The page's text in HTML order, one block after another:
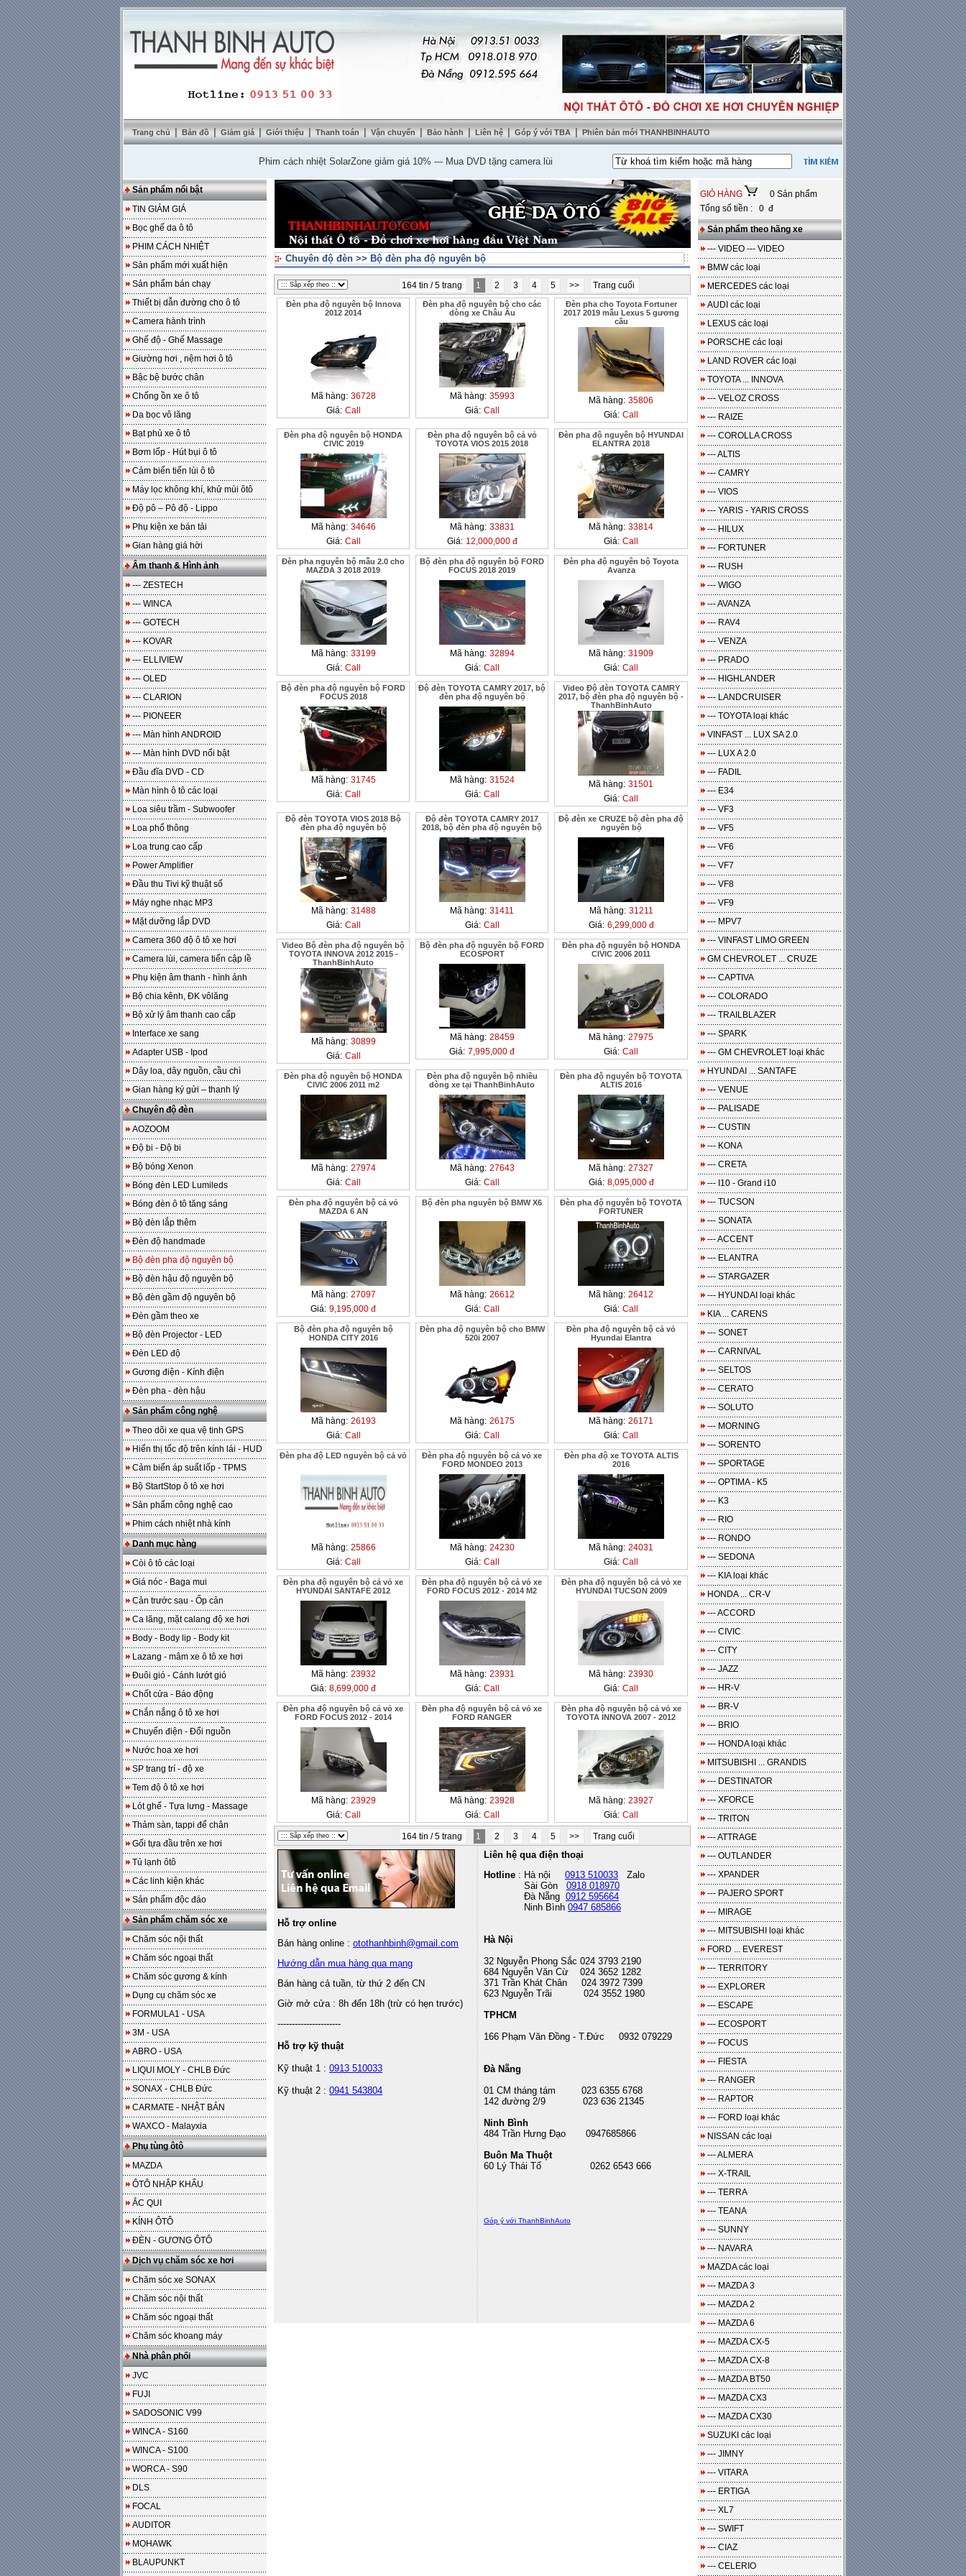
Trang chủ | Bản đồ | Giảm giá | Giới thiệu | Thanh toán | Vận chuyển | Bảo hành | Liên hệ | Góp ý với TBA | Phiên bản mới THANHBINHAUTO
Phim cách nhiệt SolarZone giảm giá 10%---Mua DVD tặng camera lùi cao cấp Lắp nệm ghế da thật tặng sàn da---Miễn phí 100% công lắp đặt
Sản phẩm nổi bật
TIN GIẢM GIÁ
Bọc ghế da ô tô
PHIM CÁCH NHIỆT
Sản phẩm mới xuất hiện
Sản phẩm bán chạy
Thiết bị dẫn đường cho ô tô
Camera hành trình
Ghế độ - Ghế Massage
Giường hơi , nệm hơi ô tô
Bậc bệ bước chân
Chống ồn xe ô tô
Da bọc vô lăng
Bạt phủ xe ô tô
Bơm lốp - Hút bụi ô tô
Cảm biến tiến lùi ô tô
Máy lọc không khí, khử mùi ôtô
Độ pô – Pô độ - Lippo
Phụ kiện xe bán tải
Gian hàng giá hời
Âm thanh & Hình ảnh
--- ZESTECH
--- WINCA
--- GOTECH
--- KOVAR
--- ELLIVIEW
--- OLED
--- CLARION
--- PIONEER
--- Màn hình ANDROID
--- Màn hình DVD nổi bật
Đầu đĩa DVD - CD
Màn hình ô tô các loại
Loa siêu trầm - Subwoofer
Loa phổ thông
Loa trung cao cấp
Power Amplifier
Đầu thu Tivi kỹ thuật số
Máy nghe nhạc MP3
Mặt dưỡng lắp DVD
Camera 360 độ ô tô xe hơi
Camera lùi, camera tiến cập lề
Phụ kiện âm thanh - hình ảnh
Bộ chia kênh, ĐK vôlăng
Bộ xử lý âm thanh cao cấp
Interface xe sang
Adapter USB - Ipod
Dây loa, dây nguồn, cầu chì
Gian hàng ký gửi – thanh lý
Chuyên độ đèn
AOZOOM
Độ bi - Độ bi
Bộ bóng Xenon
Bóng đèn LED Lumileds
Bóng đèn ô tô tăng sáng
Bộ đèn lắp thêm
Đèn độ handmade
Bộ đèn pha độ nguyên bộ
Bộ đèn hậu độ nguyên bộ
Bộ đèn gầm độ nguyên bộ
Đèn gầm theo xe
Bộ đèn Projector - LED
Đèn LED độ
Gương điện - Kính điện
Đèn pha - đèn hậu
Sản phẩm công nghệ
Theo dõi xe qua vệ tinh GPS
Hiển thị tốc độ trên kính lái - HUD
Cảm biến áp suất lốp - TPMS
Bộ StartStop ô tô xe hơi
Sản phẩm công nghệ cao
Phim cách nhiệt nhà kính
Danh mục hàng
Còi ô tô các loại
Giá nóc - Baga mui
Cản trước sau - Ốp cản
Ca lăng, mặt calang độ xe hơi
Body - Body lip - Body kit
Lazang - mâm xe ô tô xe hơi
Đuôi gió - Cánh lướt gió
Chốt cửa - Báo động
Chắn nắng ô tô xe hơi
Chuyển điện - Đổi nguồn
Nước hoa xe hơi
SP trang trí - độ xe
Tem độ ô tô xe hơi
Lót ghế - Tựa lưng - Massage
Thảm sàn, tappi để chân
Gối tựa đầu trên xe hơi
Tủ lạnh ôtô
Các linh kiện khác
Sản phẩm độc đáo
Sản phẩm chăm sóc xe
Chăm sóc nội thất
Chăm sóc ngoại thất
Chăm sóc gương & kính
Dụng cụ chăm sóc xe
FORMULA1 - USA
3M - USA
ABRO - USA
LIQUI MOLY - CHLB Đức
SONAX - CHLB Đức
CARMATE - NHẬT BẢN
WAXCO - Malayxia
Phụ tùng ôtô
MAZDA
ÔTÔ NHẬP KHẨU
ẮC QUI
KÍNH ÔTÔ
ĐÈN - GƯƠNG ÔTÔ
Dịch vụ chăm sóc xe hơi
Chăm sóc xe SONAX
Chăm sóc nội thất
Chăm sóc ngoại thất
Chăm sóc khoang máy
Nhà phân phối
JVC
FUJI
SADOSONIC V99
WINCA - S160
WINCA - S100
WORCA - S90
DLS
FOCAL
AUDITOR
MOHAWK
BLAUPUNKT
Chuyên độ đèn >> Bộ đèn pha độ nguyên bộ
164 tin / 5 trang 1 2 3 4 5 >> Trang cuối
Đèn pha độ nguyên bộ Innova
2012 2014
Mã hàng: 36728
Giá: Call
Đèn pha độ nguyên bộ cho các
dòng xe Châu Âu
Mã hàng: 35993
Giá: Call
Đèn pha cho Toyota Fortuner
2017 2019 mẫu Lexus 5 gương
cầu
Mã hàng: 35806
Giá: Call
Đèn pha độ nguyên bộ HONDA
CIVIC 2019
Mã hàng: 34646
Giá: Call
Đèn pha độ nguyên bộ cả vỏ
TOYOTA VIOS 2015 2018
Mã hàng: 33831
Giá: 12,000,000 đ
Đèn pha độ nguyên bộ HYUNDAI
ELANTRA 2018
Mã hàng: 33814
Giá: Call
Đèn pha nguyên bộ mẫu 2.0 cho
MAZDA 3 2018 2019
Mã hàng: 33199
Giá: Call
Bộ đèn pha độ nguyên bộ FORD
FOCUS 2018 2019
Mã hàng: 32894
Giá: Call
Đèn pha độ nguyên bộ Toyota
Avanza
Mã hàng: 31909
Giá: Call
Bộ đèn pha độ nguyên bộ FORD
FOCUS 2018
Mã hàng: 31745
Giá: Call
Độ đèn TOYOTA CAMRY 2017, bộ
đèn pha độ nguyên bộ
Mã hàng: 31524
Giá: Call
Video Độ đèn TOYOTA CAMRY
2017, bộ đèn pha độ nguyên bộ -
ThanhBinhAuto
Mã hàng: 31501
Giá: Call
Độ đèn TOYOTA VIOS 2018 Bộ
đèn pha độ nguyên bộ
Mã hàng: 31488
Giá: Call
Độ đèn TOYOTA CAMRY 2017
2018, bộ đèn pha độ nguyên bộ
Mã hàng: 31411
Giá: Call
Độ đèn xe CRUZE bộ đèn pha độ
nguyên bộ
Mã hàng: 31211
Giá: 6,299,000 đ
Video Bộ đèn pha độ nguyên bộ
TOYOTA INNOVA 2012 2015 -
ThanhBinhAuto
Mã hàng: 30899
Giá: Call
Bộ đèn pha độ nguyên bộ FORD
ECOSPORT
Mã hàng: 28459
Giá: 7,995,000 đ
Đèn pha độ nguyên bộ HONDA
CIVIC 2006 2011
Mã hàng: 27975
Giá: Call
Đèn pha độ nguyên bộ HONDA
CIVIC 2006 2011 m2
Mã hàng: 27974
Giá: Call
Đèn pha độ nguyên bộ nhiều
dòng xe tại ThanhBinhAuto
Mã hàng: 27643
Giá: Call
Đèn pha độ nguyên bộ TOYOTA
ALTIS 2016
Mã hàng: 27327
Giá: 8,095,000 đ
Đèn pha độ nguyên bộ cả vỏ
MAZDA 6 AN
Mã hàng: 27097
Giá: 9,195,000 đ
Bộ đèn pha nguyên bộ BMW X6
Mã hàng: 26612
Giá: Call
Đèn pha độ nguyên bộ TOYOTA
FORTUNER
Mã hàng: 26412
Giá: Call
Bộ đèn pha độ nguyên bộ
HONDA CITY 2016
Mã hàng: 26193
Giá: Call
Đèn pha độ nguyên bộ cho BMW
520i 2007
Mã hàng: 26175
Giá: Call
Đèn pha độ nguyên bộ cả vỏ
Hyundai Elantra
Mã hàng: 26171
Giá: Call
Đèn pha độ LED nguyên bộ cả vỏ
Mã hàng: 25866
Giá: Call
Đèn pha độ nguyên bộ cả vỏ xe
FORD MONDEO 2013
Mã hàng: 24230
Giá: Call
Đèn pha độ xe TOYOTA ALTIS
2016
Mã hàng: 24031
Giá: Call
Đèn pha độ nguyên bộ cả vỏ xe
HYUNDAI SANTAFE 2012
Mã hàng: 23932
Giá: 8,699,000 đ
Đèn pha độ nguyên bộ cả vỏ xe
FORD FOCUS 2012 - 2014 M2
Mã hàng: 23931
Giá: Call
Đèn pha độ nguyên bộ cả vỏ xe
HYUNDAI TUCSON 2009
Mã hàng: 23930
Giá: Call
Đèn pha độ nguyên bộ cả vỏ xe
FORD FOCUS 2012 - 2014
Mã hàng: 23929
Giá: Call
Đèn pha độ nguyên bộ cả vỏ xe
FORD RANGER
Mã hàng: 23928
Giá: Call
Đèn pha độ nguyên bộ cả vỏ xe
TOYOTA INNOVA 2007 - 2012
Mã hàng: 23927
Giá: Call
164 tin / 5 trang 1 2 3 4 5 >> Trang cuối
Hỗ trợ online
Bán hàng online : otothanhbinh@gmail.com
Hướng dẫn mua hàng qua mạng
Bán hàng cả tuần, từ thứ 2 đến CN
Giờ mở cửa : 8h đến 18h (trừ có hẹn trước)
----------------------
Hỗ trợ kỹ thuật
Kỹ thuật 1 : 0913 510033
Kỹ thuật 2 : 0941 543804
Liên hệ qua điện thoại
Hotline : Hà nội 0913 510033 Zalo
Sài Gòn 0918 018970
Đà Nẵng 0912 595664
Ninh Bình 0947 685866
Hà Nội
32 Nguyễn Phong Sắc 024 3793 2190
684 Nguyễn Văn Cừ 024 3652 1282
371 Trần Khát Chân 024 3972 7399
623 Nguyễn Trãi 024 3552 1980
TPHCM
166 Phạm Văn Đồng - T.Đức 0932 079229
Đà Nẵng
01 CM tháng tám 023 6355 6768
142 đường 2/9 023 636 21345
Ninh Bình
484 Trần Hưng Đạo 0947685866
Buôn Ma Thuột
60 Lý Thái Tổ 0262 6543 666
Góp ý với ThanhBinhAuto
GIỎ HÀNG
0 Sản phẩm
Tổng số tiền : 0 đ
Sản phẩm theo hãng xe
--- VIDEO --- VIDEO
BMW các loại
MERCEDES các loại
AUDI các loại
LEXUS các loại
PORSCHE các loại
LAND ROVER các loại
TOYOTA ... INNOVA
--- VELOZ CROSS
--- RAIZE
--- COROLLA CROSS
--- ALTIS
--- CAMRY
--- VIOS
--- YARIS - YARIS CROSS
--- HILUX
--- FORTUNER
--- RUSH
--- WIGO
--- AVANZA
--- RAV4
--- VENZA
--- PRADO
--- HIGHLANDER
--- LANDCRUISER
--- TOYOTA loại khác
VINFAST ... LUX SA 2.0
--- LUX A 2.0
--- FADIL
--- E34
--- VF3
--- VF5
--- VF6
--- VF7
--- VF8
--- VF9
--- MPV7
--- VINFAST LIMO GREEN
GM CHEVROLET ... CRUZE
--- CAPTIVA
--- COLORADO
--- TRAILBLAZER
--- SPARK
--- GM CHEVROLET loại khác
HYUNDAI ... SANTAFE
--- VENUE
--- PALISADE
--- CUSTIN
--- KONA
--- CRETA
--- I10 - Grand i10
--- TUCSON
--- SONATA
--- ACCENT
--- ELANTRA
--- STARGAZER
--- HYUNDAI loại khác
KIA ... CARENS
--- SONET
--- CARNIVAL
--- SELTOS
--- CERATO
--- SOLUTO
--- MORNING
--- SORENTO
--- SPORTAGE
--- OPTIMA - K5
--- K3
--- RIO
--- RONDO
--- SEDONA
--- KIA loại khác
HONDA ... CR-V
--- ACCORD
--- CIVIC
--- CITY
--- JAZZ
--- HR-V
--- BR-V
--- BRIO
--- HONDA loại khác
MITSUBISHI ... GRANDIS
--- DESTINATOR
--- XFORCE
--- TRITON
--- ATTRAGE
--- OUTLANDER
--- XPANDER
--- PAJERO SPORT
--- MIRAGE
--- MITSUBISHI loại khác
FORD ... EVEREST
--- TERRITORY
--- EXPLORER
--- ESCAPE
--- ECOSPORT
--- FOCUS
--- FIESTA
--- RANGER
--- RAPTOR
--- FORD loại khác
NISSAN các loại
--- ALMERA
--- X-TRAIL
--- TERRA
--- TEANA
--- SUNNY
--- NAVARA
MAZDA các loại
--- MAZDA 3
--- MAZDA 2
--- MAZDA 6
--- MAZDA CX-5
--- MAZDA CX-8
--- MAZDA BT50
--- MAZDA CX3
--- MAZDA CX30
SUZUKI các loại
--- JIMNY
--- VITARA
--- ERTIGA
--- XL7
--- SWIFT
--- CIAZ
--- CELERIO